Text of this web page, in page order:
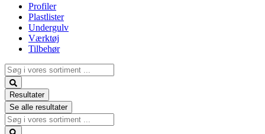
Profiler
Plastlister
Undergulv
Værktøj
Tilbehør
Search
...
Resultater
Se alle resultater
Search
...